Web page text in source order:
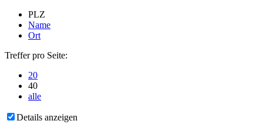
PLZ
Name
Ort
Treffer pro Seite:
20
40
alle
Details anzeigen